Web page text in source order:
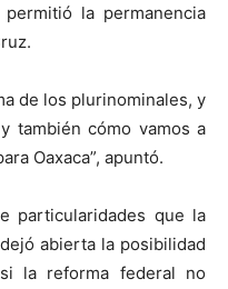
la permanencia
de los plurinominales, y
también cómo vamos a
Oaxaca”, apuntó.
particularidades que la
abierta la posibilidad
la reforma federal no